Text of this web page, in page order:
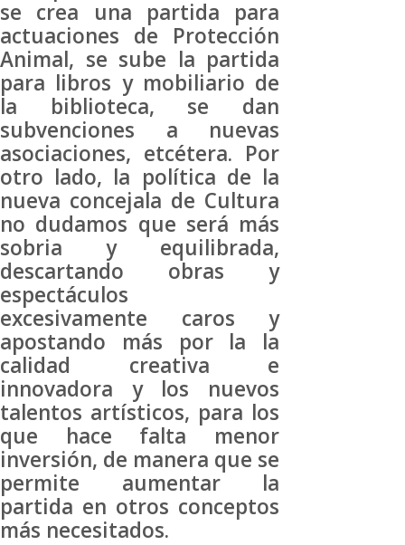
se crea una partida para
actuaciones de Protección
Animal, se sube la partida
para libros y mobiliario de
la biblioteca, se dan
subvenciones a nuevas
asociaciones, etcétera. Por
otro lado, la política de la
nueva concejala de Cultura
no dudamos que será más
sobria y equilibrada,
descartando obras y
espectáculos
excesivamente caros y
apostando más por la la
calidad creativa e
innovadora y los nuevos
talentos artísticos, para los
que hace falta menor
inversión, de manera que se
permite aumentar la
partida en otros conceptos
más necesitados.